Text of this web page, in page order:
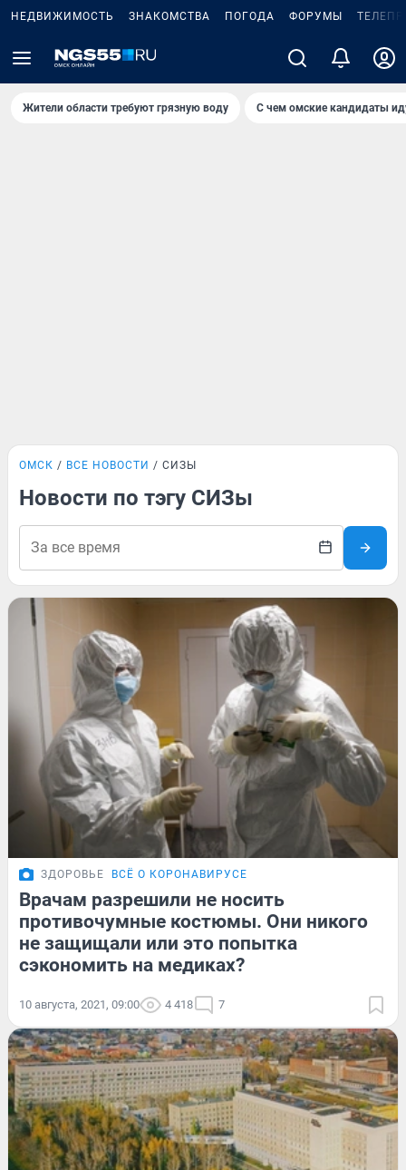
НЕДВИЖИМОСТЬ ЗНАКОМСТВА ПОГОДА ФОРУМЫ
Жители области требуют грязную воду С чем омские кандидаты
ОМСК ВСЕ НОВОСТИ СИЗЫ
Новости по тэгу СИЗы
ЗДОРОВЬЕ ВСЁ О КОРОНАВИРУСЕ
Врачам разрешили не носить
противочумные костюмы. Они никого
не защищали или это попытка
сэкономить на медиках?
10 августа, 2021, 09:00 4 418 7